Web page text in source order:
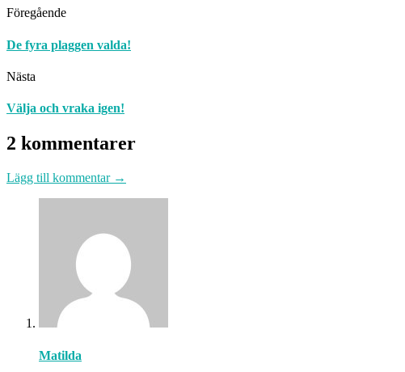
Föregående
De fyra plaggen valda!
Nästa
Välja och vraka igen!
2 kommentarer
Lägg till kommentar →
Matilda